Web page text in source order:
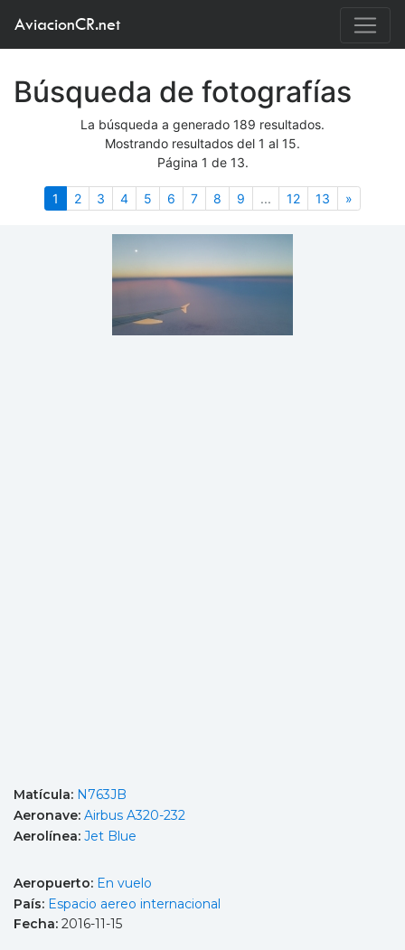
AviacionCR.net
Búsqueda de fotografías
La búsqueda a generado 189 resultados.
Mostrando resultados del 1 al 15.
Página 1 de 13.
1 (actual)
2 3 4 5 6 7 8 9 ... 12 13 »
Matícula: N763JB
Aeronave: Airbus A320-232
Aerolínea: Jet Blue
Aeropuerto: En vuelo
País: Espacio aereo internacional
Fecha: 2016-11-15